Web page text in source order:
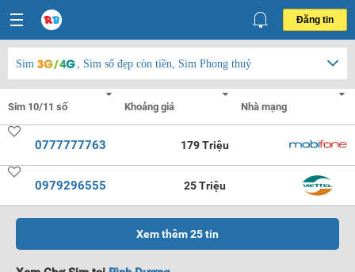
Đăng tin
Sim , Sim số đẹp còn tiền, Sim Phong thuỷ
0777777763 179 Triệu
0979296555 25 Triệu
Xem thêm25tin